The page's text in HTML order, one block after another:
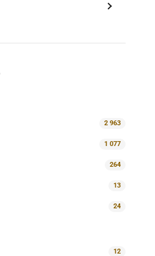
2 963
1 077
264
13
24
12